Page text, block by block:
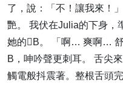
了，說：「不！讓我來！
艷。 我伏在Julia的下身，
她的B。 「啊… 爽啊…
B，呻吟聲更刺耳。 舌尖
觸電般抖震著。整根舌頭